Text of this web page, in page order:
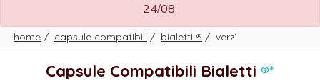
24/08.
home / capsule compatibili / bialetti ® / verzì
Capsule Compatibili Bialetti ®*